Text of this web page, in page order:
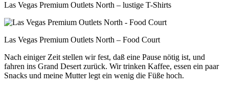
Las Vegas Premium Outlets North – lustige T-Shirts
Las Vegas Premium Outlets North – Food Court
Nach einiger Zeit stellen wir fest, daß eine Pause nötig ist, und
fahren ins Grand Desert zurück. Wir trinken Kaffee, essen ein paar
Snacks und meine Mutter legt ein wenig die Füße hoch.